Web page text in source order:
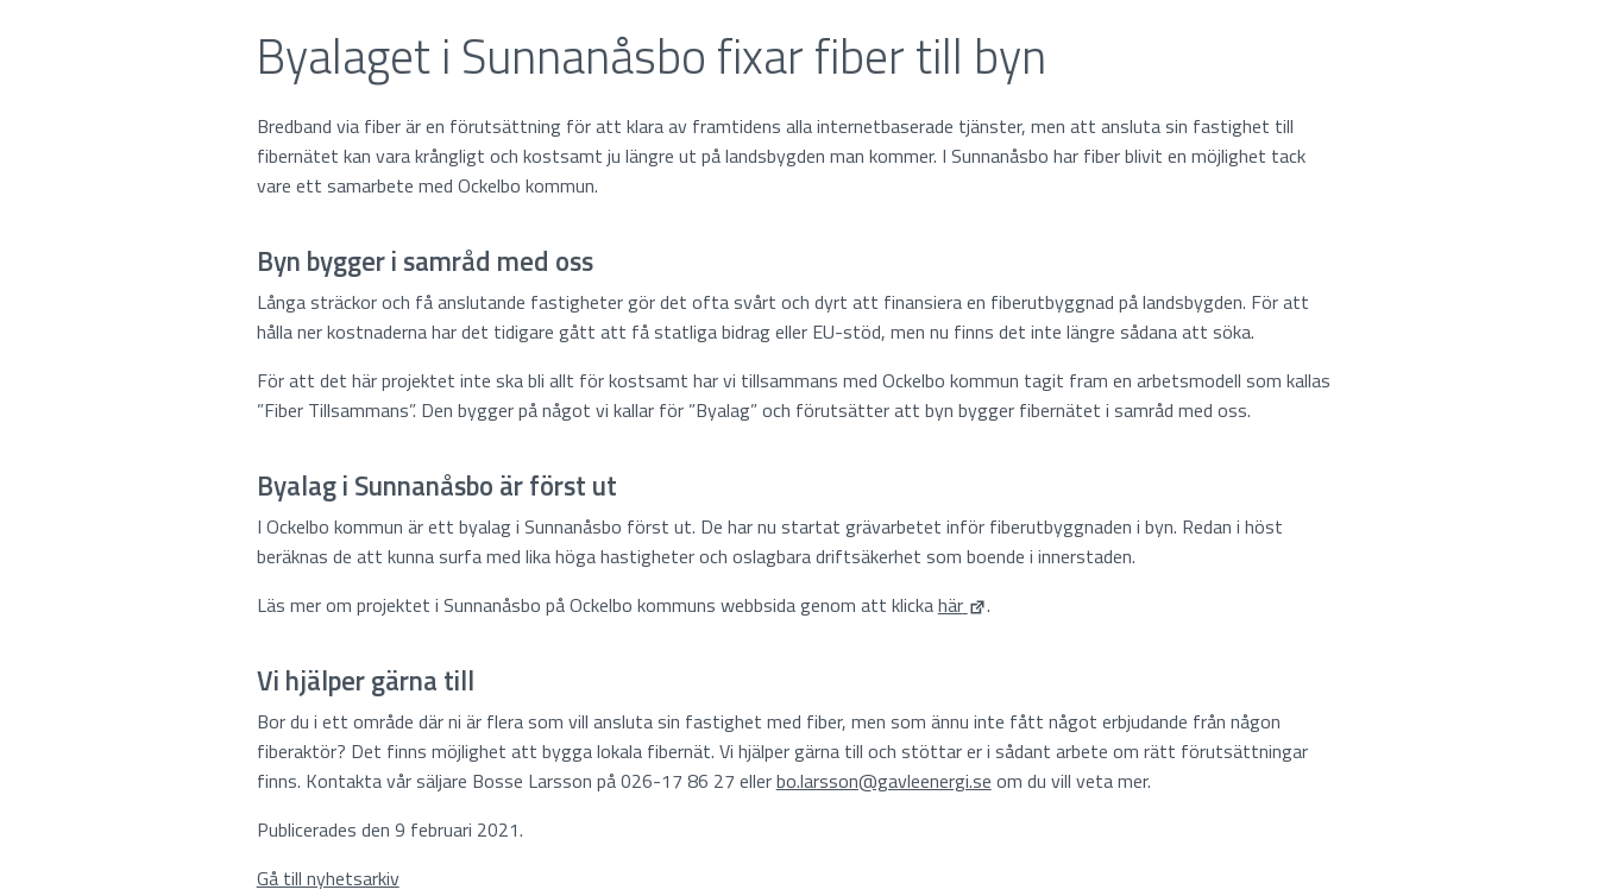
Byalaget i Sunnanåsbo fixar fiber till byn
Bredband via fiber är en förutsättning för att klara av framtidens alla internetbaserade tjänster, men att ansluta sin fastighet till
fibernätet kan vara krångligt och kostsamt ju längre ut på landsbygden man kommer. I Sunnanåsbo har fiber blivit en möjlighet tack
vare ett samarbete med Ockelbo kommun.
Byn bygger i samråd med oss
Långa sträckor och få anslutande fastigheter gör det ofta svårt och dyrt att finansiera en fiberutbyggnad på landsbygden. För att
hålla ner kostnaderna har det tidigare gått att få statliga bidrag eller EU-stöd, men nu finns det inte längre sådana att söka.
För att det här projektet inte ska bli allt för kostsamt har vi tillsammans med Ockelbo kommun tagit fram en arbetsmodell som kallas
”Fiber Tillsammans”. Den bygger på något vi kallar för ”Byalag” och förutsätter att byn bygger fibernätet i samråd med oss.
Byalag i Sunnanåsbo är först ut
I Ockelbo kommun är ett byalag i Sunnanåsbo först ut. De har nu startat grävarbetet inför fiberutbyggnaden i byn. Redan i höst
beräknas de att kunna surfa med lika höga hastigheter och oslagbara driftsäkerhet som boende i innerstaden.
Läs mer om projektet i Sunnanåsbo på Ockelbo kommuns webbsida genom att klickahär .
Vi hjälper gärna till
Bor du i ett område där ni är flera som vill ansluta sin fastighet med fiber, men som ännu inte fått något erbjudande från någon
fiberaktör? Det finns möjlighet att bygga lokala fibernät. Vi hjälper gärna till och stöttar er i sådant arbete om rätt förutsättningar
finns. Kontakta vår säljare Bosse Larsson på 026-17 86 27 ellerbo.larsson@gavleenergi.se om du vill veta mer.
Publicerades den 9 februari 2021.
Gå till nyhetsarkiv